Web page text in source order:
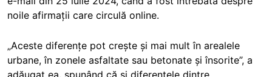
noile afirmații care circulă online.
„Aceste diferențe pot crește și mai mult în arealele
urbane, în zonele asfaltate sau betonate și însorite”, a
adăugat ea, spunând că și diferențele dintre